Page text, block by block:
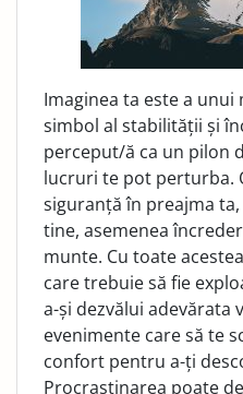
Imaginea ta este a
simbol al stabilității și
perceput/ă ca un pilon
lucruri te pot perturba.
siguranță în preajma
tine, asemenea
munte. Cu toate
care trebuie să fie
a-și dezvălui adevărata
evenimente care să te
confort pentru a-ți
Procrastinarea poate